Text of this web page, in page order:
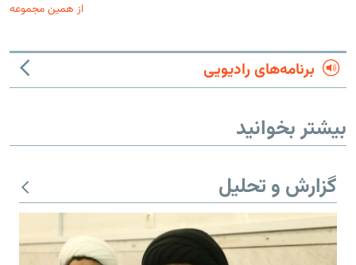
از همین مجموعه
برنامه‌های رادیویی
بیشتر بخوانید
گزارش و تحلیل